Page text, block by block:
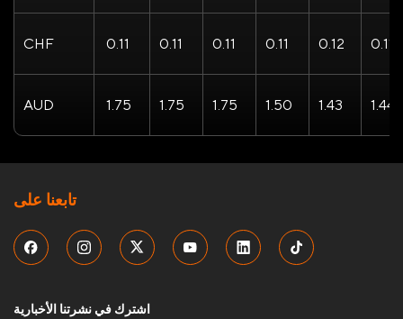
CHF 0.11 0.11 0.11 0.11 0.12 0.11
AUD 1.75 1.75 1.75 1.50 1.43 1.44
تابعنا على
اشترك في نشرتنا الأخبارية